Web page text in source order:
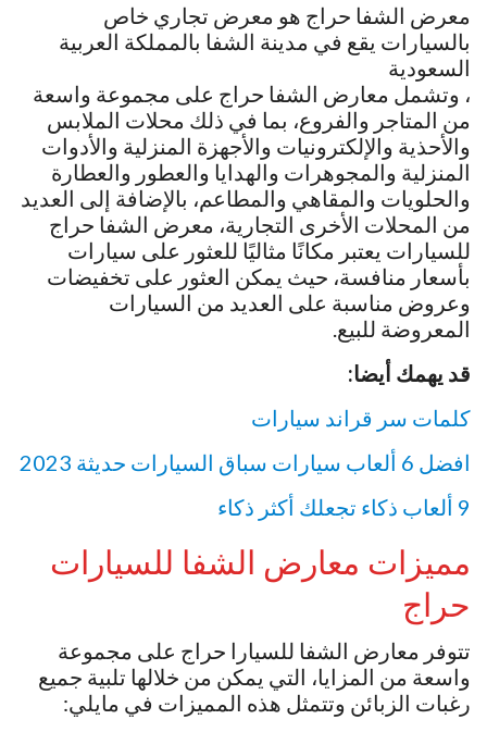
معرض الشفا حراج هو معرض تجاري خاص
بالسيارات يقع في مدينة الشفا بالمملكة العربية
السعودية
، وتشمل معارض الشفا حراج على مجموعة واسعة
من المتاجر والفروع، بما في ذلك محلات الملابس
والأحذية والإلكترونيات والأجهزة المنزلية والأدوات
المنزلية والمجوهرات والهدايا والعطور والعطارة
والحلويات والمقاهي والمطاعم، بالإضافة إلى العديد
من المحلات الأخرى التجارية، معرض الشفا حراج
للسيارات يعتبر مكانًا مثاليًا للعثور على سيارات
بأسعار منافسة، حيث يمكن العثور على تخفيضات
وعروض مناسبة على العديد من السيارات
المعروضة للبيع.
قد يهمك أيضا:
كلمات سر قراند سيارات
افضل 6 ألعاب سيارات سباق السيارات حديثة 2023
9 ألعاب ذكاء تجعلك أكثر ذكاء
مميزات معارض الشفا للسيارات
حراج
تتوفر معارض الشفا للسيارا حراج على مجموعة
واسعة من المزايا، التي يمكن من خلالها تلبية جميع
رغبات الزبائن وتتمثل هذه المميزات في مايلي: